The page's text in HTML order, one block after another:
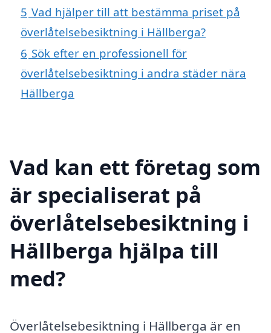
5 Vad hjälper till att bestämma priset på
överlåtelsebesiktning i Hällberga?
6 Sök efter en professionell för
överlåtelsebesiktning i andra städer nära
Hällberga
Vad kan ett företag som
är specialiserat på
överlåtelsebesiktning i
Hällberga hjälpa till
med?
Överlåtelsebesiktning i Hällberga är en